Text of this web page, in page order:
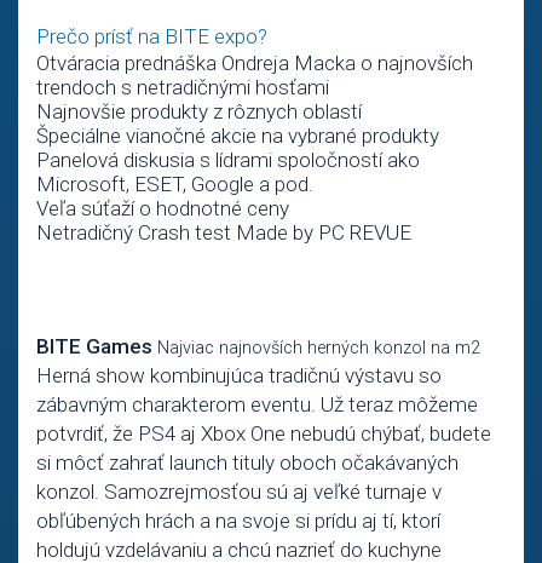
Prečo prísť na BITE expo?
Otváracia prednáška Ondreja Macka o najnovších
trendoch s netradičnými hosťami
Najnovšie produkty z rôznych oblastí
Špeciálne vianočné akcie na vybrané produkty
Panelová diskusia s lídrami spoločností ako
Microsoft, ESET, Google a pod.
Veľa súťaží o hodnotné ceny
Netradičný Crash test Made by PC REVUE
BITE Games Najviac najnovších herných konzol na m2
Herná show kombinujúca tradičnú výstavu so
zábavným charakterom eventu. Už teraz môžeme
potvrdiť, že PS4 aj Xbox One nebudú chýbať, budete
si môcť zahrať launch tituly oboch očakávaných
konzol. Samozrejmosťou sú aj veľké turnaje v
obľúbených hrách a na svoje si prídu aj tí, ktorí
holdujú vzdelávaniu a chcú nazrieť do kuchyne